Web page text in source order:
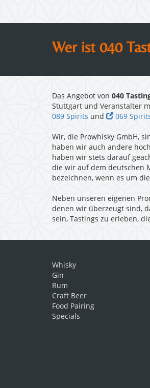
Wer ist 040
Das Angebot von 040
Stuttgart und Veranstalter
089 Spirits und 069
Wir, die Prowhisky GmbH,
haben wir auch andere
haben wir stets darauf
die wir auf dem deutschen
bezeichnen, wenn es um
Neben unseren eigenen
denen wir überzeugt sind,
sein, Tastings zu erleben,
Whisky
Gin
Rum
Craft Beer
Food Pairing
Specials